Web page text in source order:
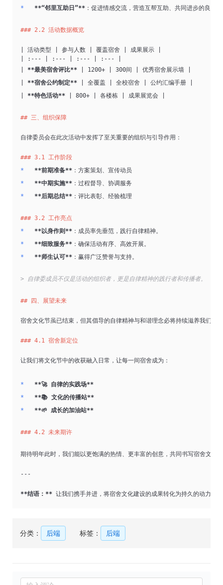
* **“邻里互助日”** ：促进情感交流，营造互帮互助、共同进步的良好
### 2.2 活动数据概览
| 活动类型 | 参与人数 | 覆盖宿舍 | 成果展示 |
| :--- | :--- | :--- | :--- |
**最美宿舍评比** | 1200+ | 300间 | 优秀宿舍展示墙 |
**宿舍公约制定** | 全覆盖 | 全校宿舍 | 公约汇编手册 |
**特色活动** | 800+ | 各楼栋 | 成果展览会 |
## 三、组织保障
自律委员会在此次活动中发挥了至关重要的组织与引导作用：
### 3.1 工作阶段
* **前期准备** ：方案策划、宣传动员
* **中期实施** ：过程督导、协调服务
* **后期总结** ：评比表彰、经验梳理
### 3.2 工作亮点
* **以身作则** ：成员率先垂范，践行自律精神。
* **细致服务** ：确保活动有序、高效开展。
* **师生认可** ：赢得广泛赞誉与支持。
> 自律委成员不仅是活动的组织者，更是自律精神的践行者和传播者。
## 四、展望未来
宿舍文化节虽已结束，但其倡导的自律精神与和谐理念必将持续滋养我们的
### 4.1 宿舍新定位
让我们将文化节中的收获融入日常，让每一间宿舍成为：
* **🚀 自律的实践场**
* **📚 文化的传播站**
* **🌱 成长的加油站**
### 4.2 未来期许
期待明年此时，我们能以更饱满的热情、更丰富的创意，共同书写宿舍文化
---
**结语：** 让我们携手并进，将宿舍文化建设的成果转化为持久的动力，
分类： 后端 标签： 后端